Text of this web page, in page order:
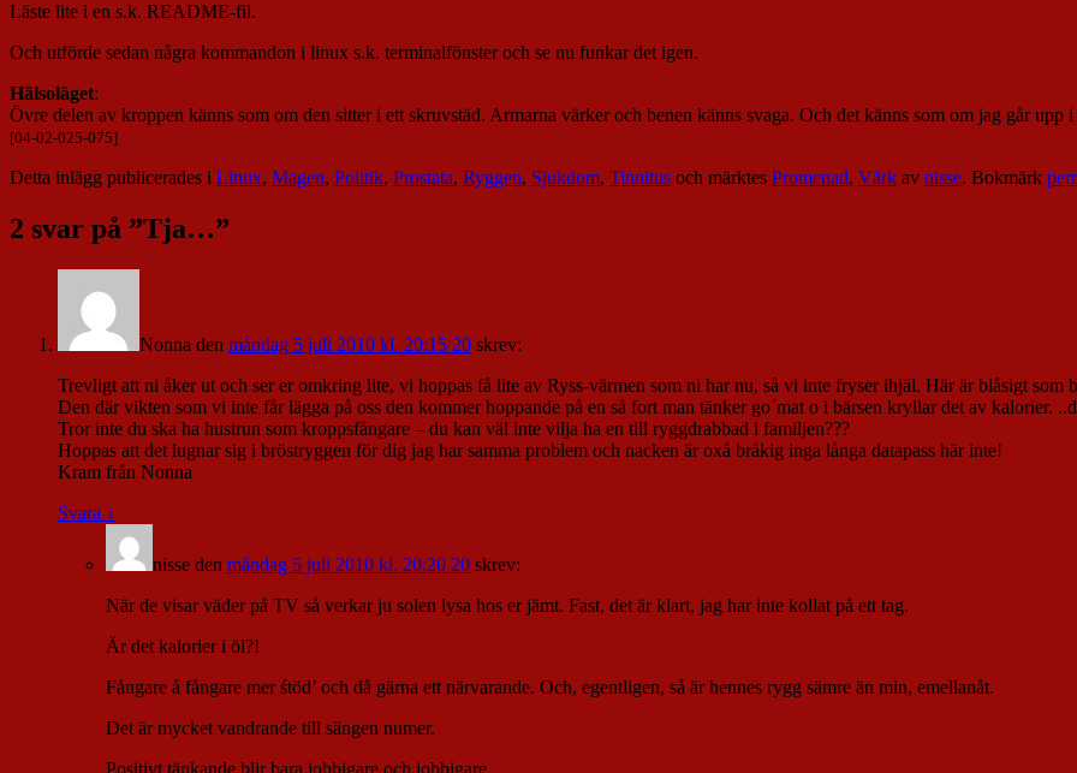
Läste lite i en s.k. README-fil.
Och utförde sedan några kommandon i linux s.k. terminalfönster och se nu funkar det igen.
Hälsoläget:
Övre delen av kroppen känns som om den sitter i ett skruvstäd. Armarna värker och benen känns svaga. Och det känns som om jag går
[04-02-025-075]
Detta inlägg publicerades i Linux, Magen, Politik, Prostata, Ryggen, Sjukdom, Tinnitus och märktes Promenad, Värk av nisse. Bokmärk
2 svar på ”Tja…”
Nonna den måndag 5 juli 2010 kl. 20:15 20 skrev:
Trevligt att ni åker ut och ser er omkring lite, vi hoppas få lite av Ryss-värmen som ni har nu, så vi inte fryser ihjäl. Här är blåsigt som
Den där vikten som vi inte får lägga på oss den kommer hoppande på en så fort man tänker go´mat o i bärsen kryllar det av kalorier.
Tror inte du ska ha hustrun som kroppsfångare – du kan väl inte vilja ha en till ryggdrabbad i familjen???
Hoppas att det lugnar sig i bröstryggen för dig jag har samma problem och nacken är oxå bråkig inga långa datapass här inte!
Kram från Nonna
Svara ↓
nisse den måndag 5 juli 2010 kl. 20:20 20 skrev:
När de visar väder på TV så verkar ju solen lysa hos er jämt. Fast, det är klart, jag har inte kollat på ett tag.
Är det kalorier i öl?!
Fångare å fångare mer śtöd’ och då gärna ett närvarande. Och, egentligen, så är hennes rygg sämre än min, emellanåt.
Det är mycket vandrande till sängen numer.